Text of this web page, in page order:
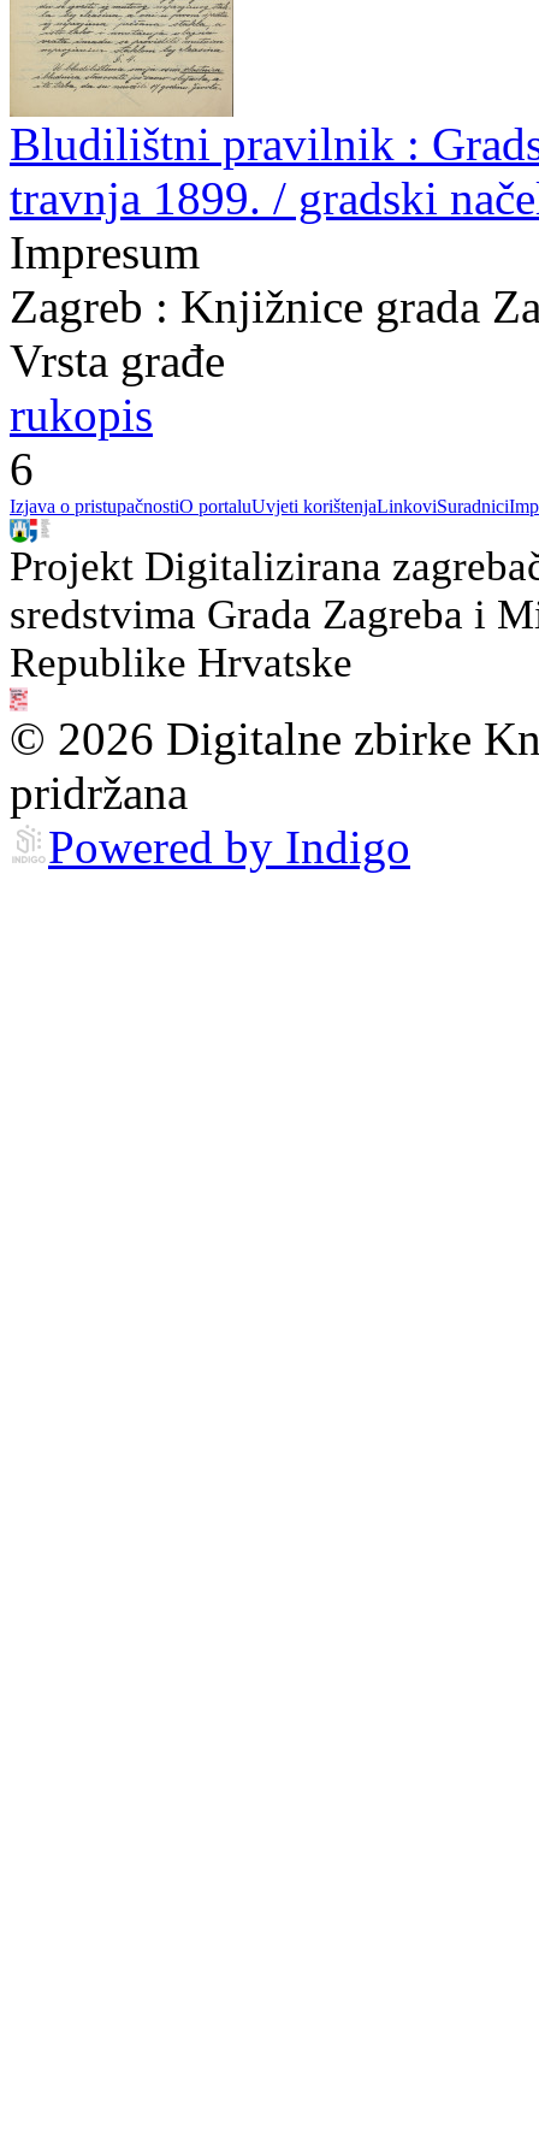
Bludilištni pravilnik :
travnja 1899. / gradski
Impresum
Zagreb : Knjižnice grada
Vrsta građe
rukopis
6
Izjava o pristupačnostiO portaluUvjeti korištenjaLinkoviSuradnici
Projekt Digitalizirana
sredstvima Grada Zagreba i
Republike Hrvatske
© 2026 Digitalne zbirke
pridržana
Powered by Indigo